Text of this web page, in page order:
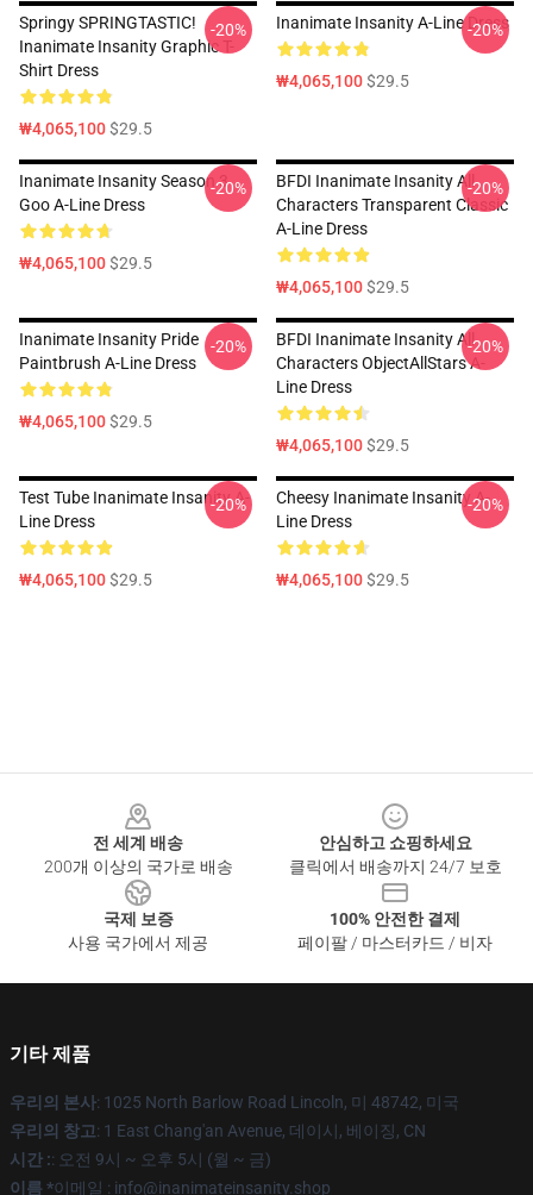
Springy SPRINGTASTIC!
Inanimate Insanity Graphic T-
Shirt Dress
₩4,065,100$29.5
-20% Inanimate Insanity A-Line Dress
₩4,065,100$29.5
-20%
Inanimate Insanity Season 3
Goo A-Line Dress
₩4,065,100$29.5
-20%
BFDI Inanimate Insanity All
Characters Transparent Classic
A-Line Dress
₩4,065,100$29.5
-20%
Inanimate Insanity Pride
Paintbrush A-Line Dress
₩4,065,100$29.5
-20%
BFDI Inanimate Insanity All
Characters ObjectAllStars A-
Line Dress
₩4,065,100$29.5
-20%
Test Tube Inanimate Insanity A-
Line Dress
₩4,065,100$29.5
-20%
Cheesy Inanimate Insanity A-
Line Dress
₩4,065,100$29.5
-20%
전 세계 배송
200개 이상의 국가로 배송
안심하고 쇼핑하세요
클릭에서 배송까지 24/7 보호
국제 보증
사용 국가에서 제공
100% 안전한 결제
페이팔 / 마스터카드 / 비자
기타 제품
우리의 본사: 1025 North Barlow Road Lincoln, 미 48742, 미국
우리의 창고: 1 East Chang'an Avenue, 데이시, 베이징, CN
시간 :: 오전 9시 ~ 오후 5시 (월 ~ 금)
이름 *이메일 : info@inanimateinsanity.shop